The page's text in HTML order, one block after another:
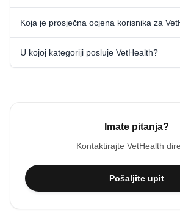
Koja je prosječna ocjena korisnika za
U kojoj kategoriji posluje VetHealth?
Imate pitanja?
Kontaktirajte VetHealth
Pošaljite upit